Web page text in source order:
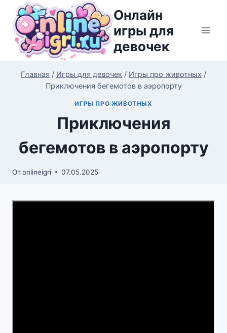
Перейти
содержимому
Онлайн
игры для
девочек
Главная / Игры для девочек / Игры про животных /
Приключения бегемотов в аэропорту
ИГРЫ ПРО ЖИВОТНЫХ
Приключения
бегемотов в аэропорту
Отonlineigri 07.05.2025